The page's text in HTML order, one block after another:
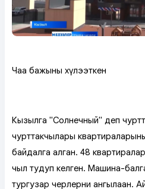
Чаа бажыңны хүлээткен
Кызылга "Солнечный" деп
чурттакчылары
байдалга алган. 48
чыл тудуп келген. Машина-
тургузар черлерни ангылаан.